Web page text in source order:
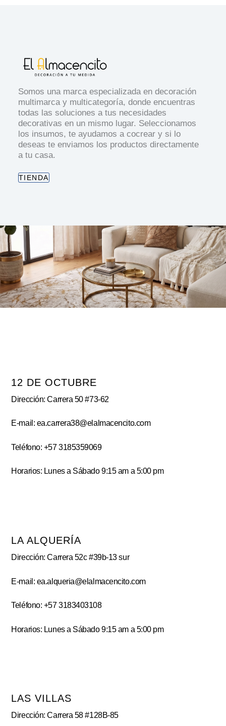
Somos una marca especializada en decoración
multimarca y multicategoría, donde encuentras
todas las soluciones a tus necesidades
decorativas en un mismo lugar. Seleccionamos
los insumos, te ayudamos a cocrear y si lo
deseas te enviamos los productos directamente
a tu casa.
TIENDA
12 DE OCTUBRE
Dirección: Carrera 50 #73-62
E-mail: ea.carrera38@elalmacencito.com
Teléfono: +57 3185359069
Horarios: Lunes a Sábado 9:15 am a 5:00 pm
LA ALQUERÍA
Dirección: Carrera 52c #39b-13 sur
E-mail: ea.alqueria@elalmacencito.com
Teléfono: +57 3183403108
Horarios: Lunes a Sábado 9:15 am a 5:00 pm
LAS VILLAS
Dirección: Carrera 58 #128B-85